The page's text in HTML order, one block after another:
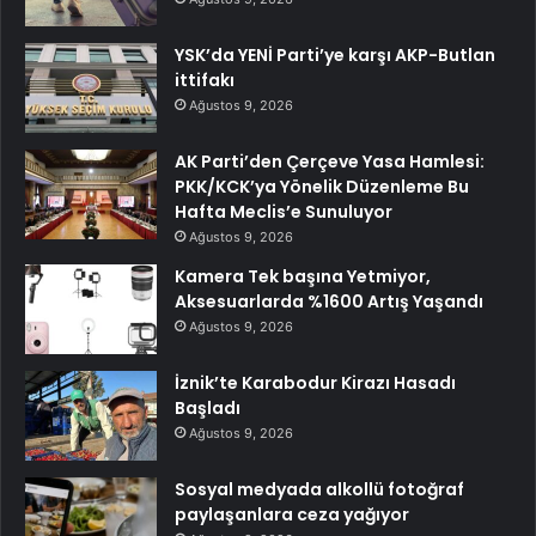
YSK’da YENİ Parti’ye karşı AKP-Butlan
ittifakı
Ağustos 9, 2026
AK Parti’den Çerçeve Yasa Hamlesi:
PKK/KCK’ya Yönelik Düzenleme Bu
Hafta Meclis’e Sunuluyor
Ağustos 9, 2026
Kamera Tek başına Yetmiyor,
Aksesuarlarda %1600 Artış Yaşandı
Ağustos 9, 2026
İznik’te Karabodur Kirazı Hasadı
Başladı
Ağustos 9, 2026
Sosyal medyada alkollü fotoğraf
paylaşanlara ceza yağıyor